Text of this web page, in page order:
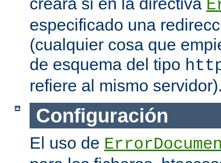
especificado una
(cualquier cosa que
de esquema del tipo
refiere al mismo
Configuración
El uso de